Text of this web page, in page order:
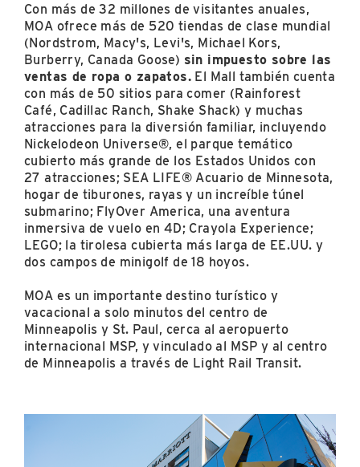
Con más de 32 millones de visitantes anuales,
MOA ofrece más de 520 tiendas de clase mundial
(Nordstrom, Macy's, Levi's, Michael Kors,
Burberry, Canada Goose) sin impuesto sobre las
ventas de ropa o zapatos. El Mall también cuenta
con más de 50 sitios para comer (Rainforest
Café, Cadillac Ranch, Shake Shack) y muchas
atracciones para la diversión familiar, incluyendo
Nickelodeon Universe®, el parque temático
cubierto más grande de los Estados Unidos con
27 atracciones; SEA LIFE® Acuario de Minnesota,
hogar de tiburones, rayas y un increíble túnel
submarino; FlyOver America, una aventura
inmersiva de vuelo en 4D; Crayola Experience;
LEGO; la tirolesa cubierta más larga de EE.UU. y
dos campos de minigolf de 18 hoyos.
MOA es un importante destino turístico y
vacacional a solo minutos del centro de
Minneapolis y St. Paul, cerca al aeropuerto
internacional MSP, y vinculado al MSP y al centro
de Minneapolis a través de Light Rail Transit.